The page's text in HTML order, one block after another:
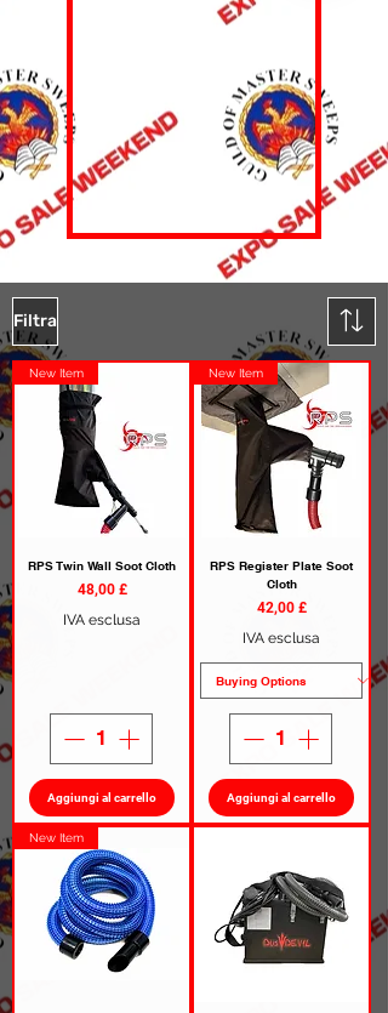
Filtra
New Item
RPS Twin Wall Soot Cloth
Prezzo
48,00 £
IVA esclusa
Aggiungi al carrello
New Item
RPS Register Plate Soot
Cloth
Prezzo
42,00 £
IVA esclusa
Aggiungi al carrello
New Item